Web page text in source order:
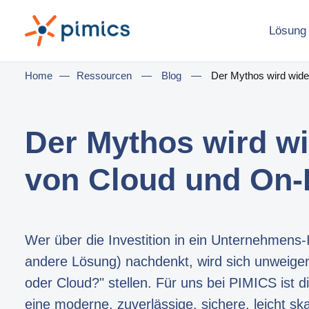
Lösung
Home — Ressourcen — Blog — Der Mythos wird
Der Mythos wird
von Cloud und
Wer über die Investition in ein
andere Lösung) nachdenkt, wird sich
oder Cloud?" stellen. Für uns bei PIMICS ist
eine moderne, zuverlässige, sichere, leicht